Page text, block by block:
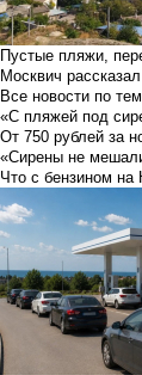
Пустые пляжи,
Москвич
Все новости по
«С пляжей под
От 750 рублей за
«Сирены не
Что с бензином на